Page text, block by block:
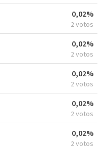
0,02%
2 votos
0,02%
2 votos
0,02%
2 votos
0,02%
2 votos
0,02%
2 votos